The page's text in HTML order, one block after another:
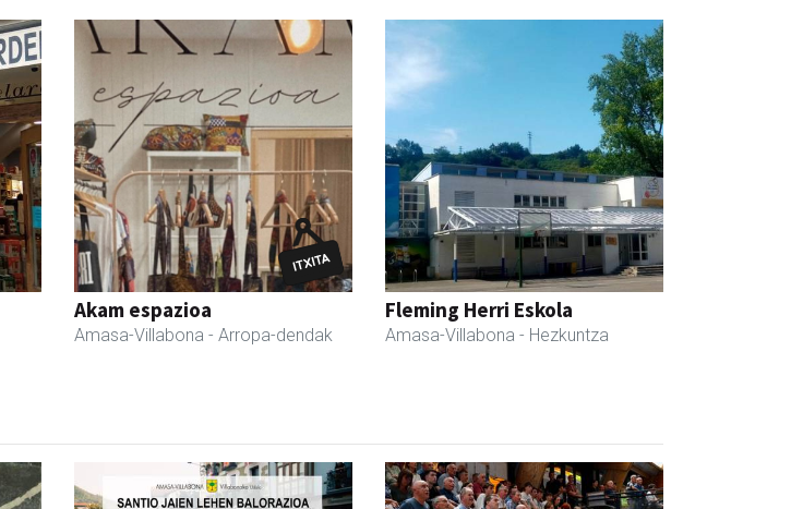
Akam espazioa
Amasa-Villabona - Arropa-dendak
Fleming Herri Eskola
Amasa-Villabona - Hezkuntza